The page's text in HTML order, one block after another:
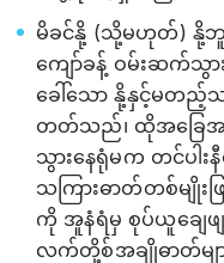
မိခင်နို့ (သို့မဟုတ်) နို့ဘူ
ကျော်ခန့် ဝမ်းဆက်သွာ
ခေါ်သော နို့နှင့်မတည့်
တတ်သည်၊ ထိုအခြေအ
သွားနေရုံမက တင်ပ
သကြားဓာတ်တစ်မျိုး
ကို အူနံရံမှ စုပ်ယူချေဖ
လက်တို့စ်အချိုဓာတ်မျ